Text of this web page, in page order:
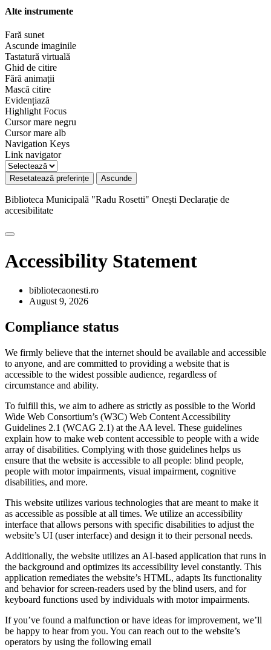
Alte instrumente
Fară sunet
Ascunde imaginile
Tastatură virtuală
Ghid de citire
Fără animații
Mască citire
Evidențiază
Highlight Focus
Cursor mare negru
Cursor mare alb
Navigation Keys
Link navigator
Resetatează preferințe Ascunde
Biblioteca Municipală "Radu Rosetti" Onești Declarație de
accesibilitate
Accessibility Statement
bibliotecaonesti.ro
August 9, 2026
Compliance status
We firmly believe that the internet should be available and accessible
to anyone, and are committed to providing a website that is
accessible to the widest possible audience, regardless of
circumstance and ability.
To fulfill this, we aim to adhere as strictly as possible to the World
Wide Web Consortium’s (W3C) Web Content Accessibility
Guidelines 2.1 (WCAG 2.1) at the AA level. These guidelines
explain how to make web content accessible to people with a wide
array of disabilities. Complying with those guidelines helps us
ensure that the website is accessible to all people: blind people,
people with motor impairments, visual impairment, cognitive
disabilities, and more.
This website utilizes various technologies that are meant to make it
as accessible as possible at all times. We utilize an accessibility
interface that allows persons with specific disabilities to adjust the
website’s UI (user interface) and design it to their personal needs.
Additionally, the website utilizes an AI-based application that runs in
the background and optimizes its accessibility level constantly. This
application remediates the website’s HTML, adapts Its functionality
and behavior for screen-readers used by the blind users, and for
keyboard functions used by individuals with motor impairments.
If you’ve found a malfunction or have ideas for improvement, we’ll
be happy to hear from you. You can reach out to the website’s
operators by using the following email